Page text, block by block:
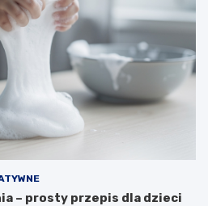
– prosty przepis dla dzieci